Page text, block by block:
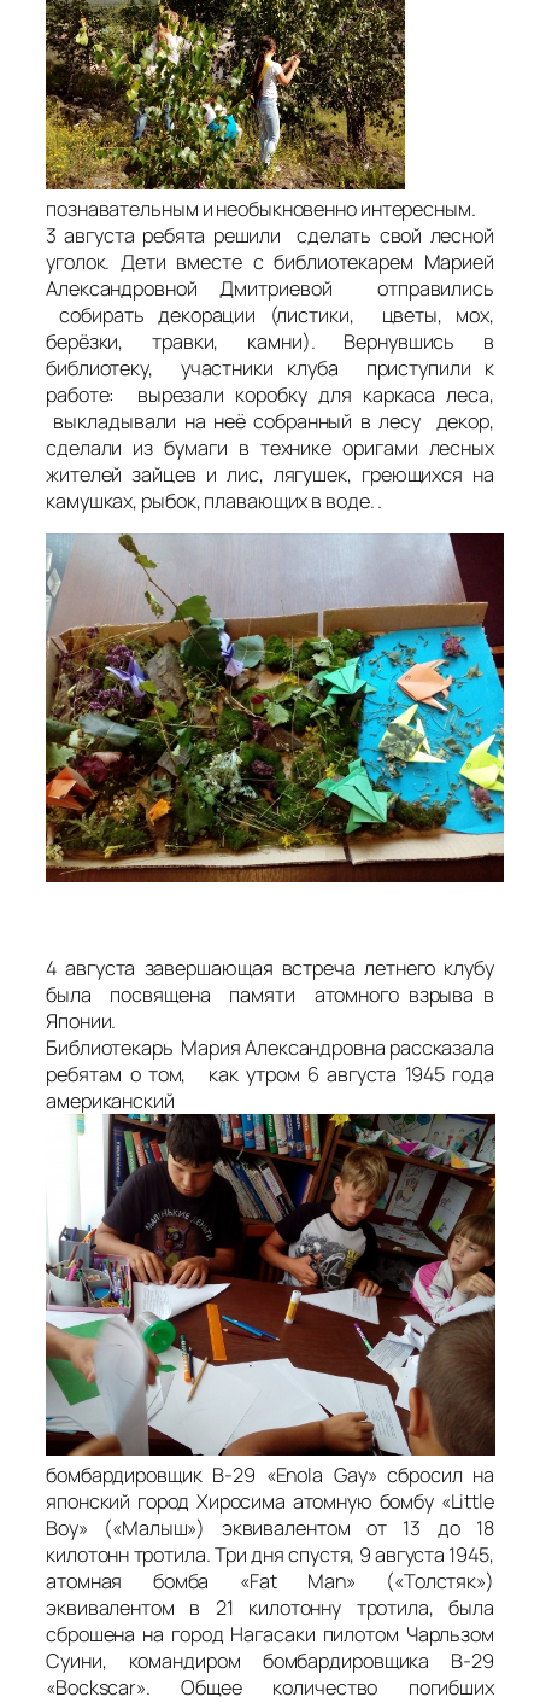
познавательным и необыкновенно интересным.
3 августа ребята решили сделать свой лесной
уголок. Дети вместе с библиотекарем Марией
Александровной Дмитриевой отправились
собирать декорации (листики, цветы, мох,
берёзки, травки, камни). Вернувшись в
библиотеку, участники клуба приступили к
работе: вырезали коробку для каркаса леса,
выкладывали на неё собранный в лесу декор,
сделали из бумаги в технике оригами лесных
жителей зайцев и лис, лягушек, греющихся на
камушках, рыбок, плавающих в воде. .
4 августа завершающая встреча летнего клубу
была посвящена памяти атомного взрыва в
Японии.
Библиотекарь Мария Александровна рассказала
ребятам о том, как утром 6 августа 1945 года
американский
бомбардировщик B-29 «Enola Gay» сбросил на
японский город Хиросима атомную бомбу «Little
Boy» («Малыш») эквивалентом от 13 до 18
килотонн тротила. Три дня спустя, 9 августа 1945,
атомная бомба «Fat Man» («Толстяк»)
эквивалентом в 21 килотонну тротила, была
сброшена на город Нагасаки пилотом Чарльзом
Суини, командиром бомбардировщика B-29
«Bockscar». Общее количество погибших